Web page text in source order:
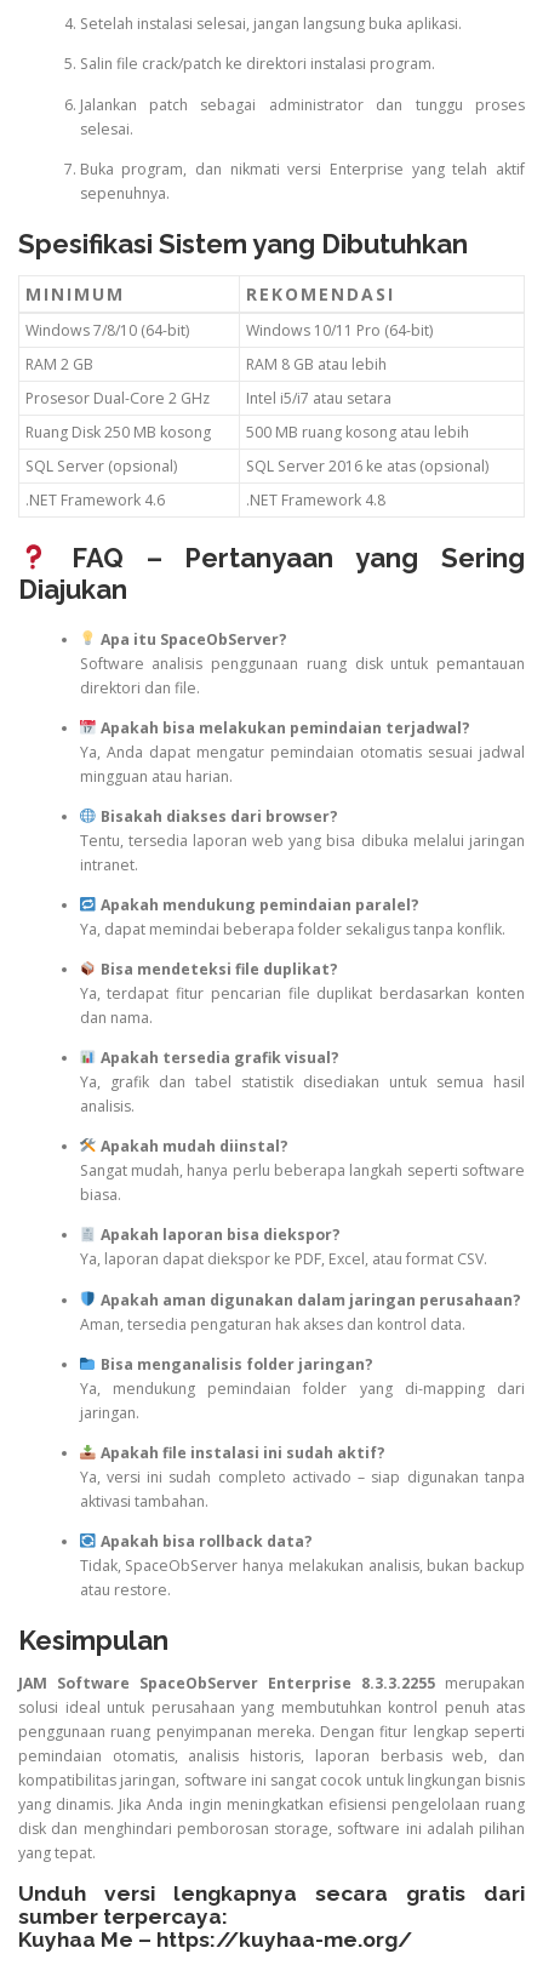
Setelah instalasi selesai, jangan langsung buka aplikasi.
Salin file crack/patch ke direktori instalasi program.
Jalankan patch sebagai administrator dan tunggu proses
selesai.
Buka program, dan nikmati versi Enterprise yang telah aktif
sepenuhnya.
Spesifikasi Sistem yang Dibutuhkan
MINIMUM REKOMENDASI
Windows 7/8/10 (64-bit)
Windows 10/11 Pro (64-bit)
RAM 2 GB
RAM 8 GB atau lebih
Prosesor Dual-Core 2 GHz
Intel i5/i7 atau setara
Ruang Disk 250 MB kosong
500 MB ruang kosong atau lebih
SQL Server (opsional)
SQL Server 2016 ke atas (opsional)
.NET Framework 4.6
.NET Framework 4.8
FAQ – Pertanyaan yang Sering
Diajukan
Apa itu SpaceObServer?
Software analisis penggunaan ruang disk untuk pemantauan
direktori dan file.
Apakah bisa melakukan pemindaian terjadwal?
Ya, Anda dapat mengatur pemindaian otomatis sesuai jadwal
mingguan atau harian.
Bisakah diakses dari browser?
Tentu, tersedia laporan web yang bisa dibuka melalui jaringan
intranet.
Apakah mendukung pemindaian paralel?
Ya, dapat memindai beberapa folder sekaligus tanpa konflik.
Bisa mendeteksi file duplikat?
Ya, terdapat fitur pencarian file duplikat berdasarkan konten
dan nama.
Apakah tersedia grafik visual?
Ya, grafik dan tabel statistik disediakan untuk semua hasil
analisis.
Apakah mudah diinstal?
Sangat mudah, hanya perlu beberapa langkah seperti software
biasa.
Apakah laporan bisa diekspor?
Ya, laporan dapat diekspor ke PDF, Excel, atau format CSV.
Apakah aman digunakan dalam jaringan perusahaan?
Aman, tersedia pengaturan hak akses dan kontrol data.
Bisa menganalisis folder jaringan?
Ya, mendukung pemindaian folder yang di-mapping dari
jaringan.
Apakah file instalasi ini sudah aktif?
Ya, versi ini sudah completo activado – siap digunakan tanpa
aktivasi tambahan.
Apakah bisa rollback data?
Tidak, SpaceObServer hanya melakukan analisis, bukan backup
atau restore.
Kesimpulan
JAM Software SpaceObServer Enterprise 8.3.3.2255 merupakan
solusi ideal untuk perusahaan yang membutuhkan kontrol penuh atas
penggunaan ruang penyimpanan mereka. Dengan fitur lengkap seperti
pemindaian otomatis, analisis historis, laporan berbasis web, dan
kompatibilitas jaringan, software ini sangat cocok untuk lingkungan bisnis
yang dinamis. Jika Anda ingin meningkatkan efisiensi pengelolaan ruang
disk dan menghindari pemborosan storage, software ini adalah pilihan
yang tepat.
Unduh versi lengkapnya secara gratis dari
sumber terpercaya:
Kuyhaa Me – https://kuyhaa-me.org/